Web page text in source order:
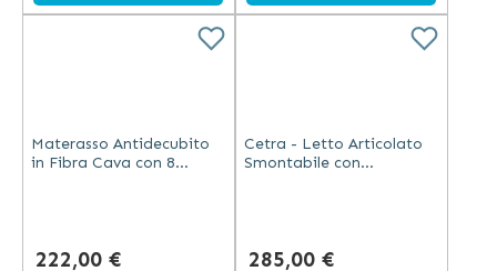
Materasso Antidecubito
in Fibra Cava con 8
222,00 €
Cetra - Letto Articolato
Smontabile con
285,00 €